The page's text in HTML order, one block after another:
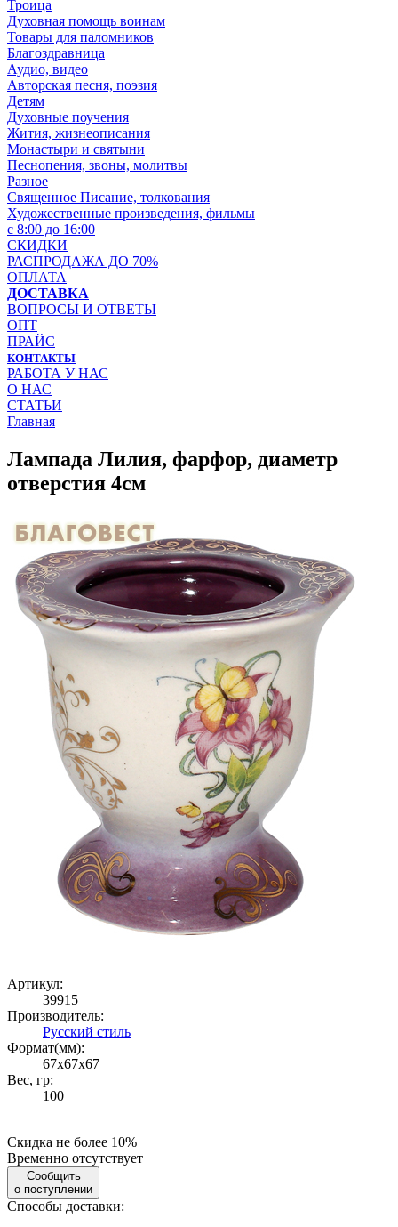
Троица
Духовная помощь воинам
Товары для паломников
Благоздравница
Аудио, видео
Авторская песня, поэзия
Детям
Духовные поучения
Жития, жизнеописания
Монастыри и святыни
Песнопения, звоны, молитвы
Разное
Священное Писание, толкования
Художественные произведения, фильмы
с 8:00 до 16:00
СКИДКИ
РАСПРОДАЖА ДО 70%
ОПЛАТА
ДОСТАВКА
ВОПРОСЫ И ОТВЕТЫ
ОПТ
ПРАЙС
КОНТАКТЫ
РАБОТА У НАС
О НАС
СТАТЬИ
Главная
Лампада Лилия, фарфор, диаметр
отверстия 4см
Артикул:
39915
Производитель:
Русский стиль
Формат(мм):
67x67x67
Вес, гр:
100
Скидка не более 10%
Временно отсутствует
Сообщить
о поступлении
Способы доставки: